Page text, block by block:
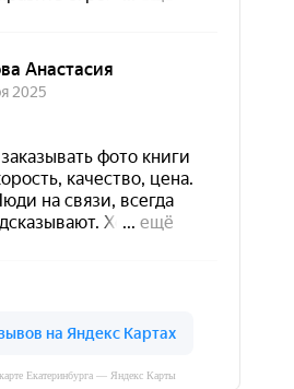
Екатеринбурга — Яндекс Карты